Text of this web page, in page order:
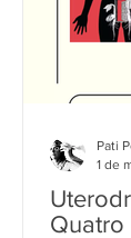
Quatro
Pati
1 de